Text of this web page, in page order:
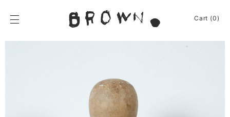
content
BROWN.
Furniture
Cart (0)